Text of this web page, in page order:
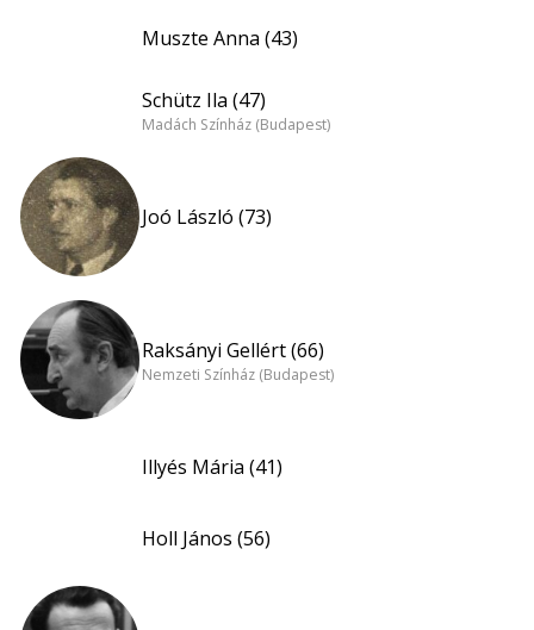
Muszte Anna (43)
Schütz Ila (47)
Madách Színház (Budapest)
Joó László (73)
Raksányi Gellért (66)
Nemzeti Színház (Budapest)
Illyés Mária (41)
Holl János (56)